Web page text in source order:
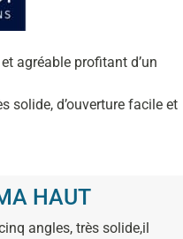
agréable profitant d’un
solide, d’ouverture facile et
HAUT
angles, très solide,il